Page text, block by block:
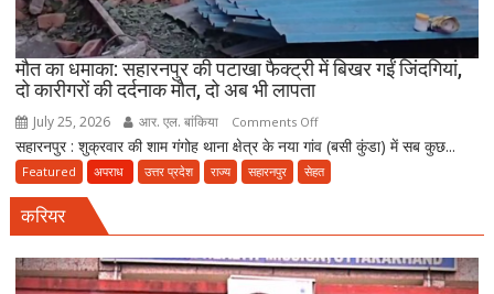
पर
FIR
मौत का धमाका: सहारनपुर की पटाखा फैक्ट्री में बिखर गईं जिंदगियां,
दो कारीगरों की दर्दनाक मौत, दो अब भी लापता
July 25, 2026 आर. एल. बांकिया Comments Offon
मौत
का
पटाखा
फैक्ट्री
सहारनपुर : शुक्रवार की शाम गंगोह थाना क्षेत्र के नया गांव (बसी कुंडा) में सब कुछ...
Featured अपराध उत्तर प्रदेश राज्य सहारनपुर सेहत
करियर